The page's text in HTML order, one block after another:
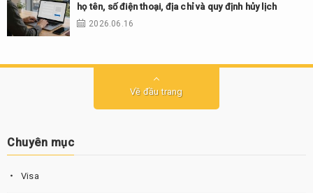
họ tên, số điện thoại, địa chỉ và quy định hủy lịch
2026.06.16
Về đầu trang
Chuyên mục
Visa